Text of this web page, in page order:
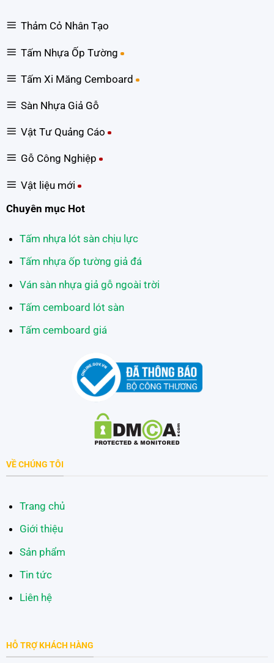
Thảm Cỏ Nhân Tạo
Tấm Nhựa Ốp Tường
Tấm Xi Măng Cemboard
Sàn Nhựa Giả Gỗ
Vật Tư Quảng Cáo
Gỗ Công Nghiệp
Vật liệu mới
Chuyên mục Hot
Tấm nhựa lót sàn chịu lực
Tấm nhựa ốp tường giả đá
Ván sàn nhựa giả gỗ ngoài trời
Tấm cemboard lót sàn
Tấm cemboard giá
VỀ CHÚNG TÔI
Trang chủ
Giới thiệu
Sản phẩm
Tin tức
Liên hệ
HỖ TRỢ KHÁCH HÀNG